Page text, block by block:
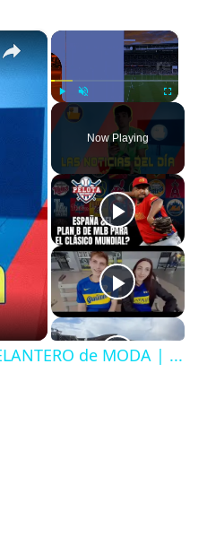
×
Play Fullscreen
Now Playing
×
de MODA | ...